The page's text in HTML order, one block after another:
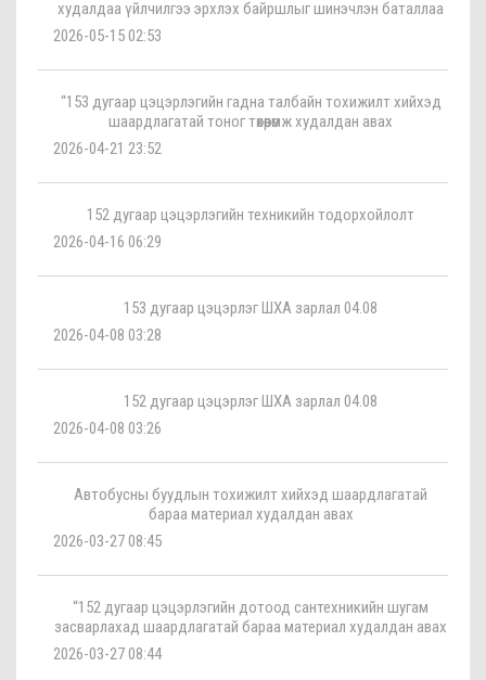
худалдаа үйлчилгээ эрхлэх байршлыг шинэчлэн баталлаа
2026-05-15 02:53
“153 дугаар цэцэрлэгийн гадна талбайн тохижилт хийхэд
шаардлагатай тоног төхөөрөмж худалдан авах
2026-04-21 23:52
152 дугаар цэцэрлэгийн техникийн тодорхойлолт
2026-04-16 06:29
153 дугаар цэцэрлэг ШХА зарлал 04.08
2026-04-08 03:28
152 дугаар цэцэрлэг ШХА зарлал 04.08
2026-04-08 03:26
Автобусны буудлын тохижилт хийхэд шаардлагатай
бараа материал худалдан авах
2026-03-27 08:45
“152 дугаар цэцэрлэгийн дотоод сантехникийн шугам
засварлахад шаардлагатай бараа материал худалдан авах
2026-03-27 08:44